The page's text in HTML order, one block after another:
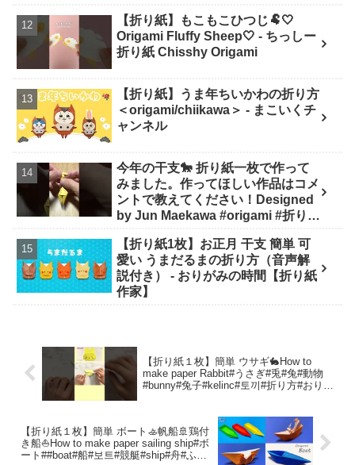
【折り紙】もこもこひつじ🐏🤍
Origami Fluffy Sheep🤍 - ちっしー
折り紙 Chisshy Origami
【折り紙】うま年ちいかわの折り方
＜origami/chiikawa＞ - まこいくチ
ャンネル
今年の干支🐎 折り紙一枚で作って
みました。作ってほしい作品はコメ
ントで教えてください！Designed
by Jun Maekawa #origami #折り紙
【折り紙1枚】お正月 干支 簡単 可
愛い うまだるまの折り方（音声解
説付き） - おりがみの時間【折り紙
作家】
【折り紙１枚】簡単 ウサギ🐇How to
make paper Rabbit#うさぎ#兎#兔#動物
#bunny#兔子#kelinc#토끼#折り方#おりが
【折り紙１枚】簡単 ボート🚣帆船🚢鶏付
き船⛵How to make paper sailing ship#ボ
ート##boat#船#보트#競艇#ship#舟#ふね#